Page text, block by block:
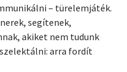
– türelemjáték.
segítenek,
akiket nem tudunk
arra fordít